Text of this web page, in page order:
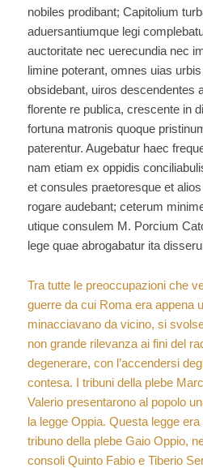
nobiles prodibant; Capitolium
aduersantiumque legi
auctoritate nec uerecundia nec
limine poterant, omnes uias
obsidebant, uiros descendentes
florente re publica, crescente in
fortuna matronis quoque
paterentur. Augebatur haec
nam etiam ex oppidis
et consules praetoresque et
rogare audebant; ceterum
utique consulem M. Porcium
lege quae abrogabatur ita
Tra tutte le preoccupazioni che
guerre da cui Roma era appena
minacciavano da vicino, si
non grande rilevanza ai fini del
degenerare, con l’accendersi
contesa. I tribuni della plebe
Valerio presentarono al popolo
la legge Oppia. Questa legge
tribuno della plebe Gaio Oppio,
consoli Quinto Fabio e Tiberio